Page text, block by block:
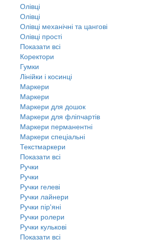
Олівці
Олівці
Олівці механічні та цангові
Олівці прості
Показати всі
Коректори
Гумки
Лінійки і косинці
Маркери
Маркери
Маркери для дошок
Маркери для фліпчартів
Маркери перманентні
Маркери спеціальні
Текстмаркери
Показати всі
Ручки
Ручки
Ручки гелеві
Ручки лайнери
Ручки пір'яні
Ручки ролери
Ручки кулькові
Показати всі